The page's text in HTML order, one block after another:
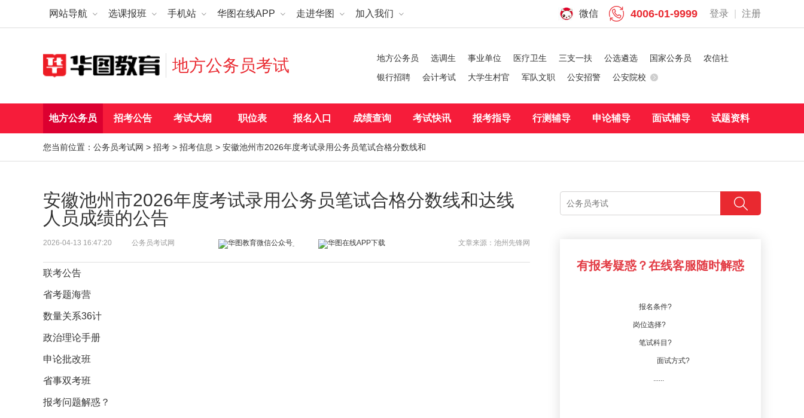
网站导航 选课报班 手机站 华图在线APP 走进华图 加入我们 登录 注册
4006-01-9999
微信
地方公务员考试 地方公务员 选调生 事业单位 医疗卫生 三支一扶 公选遴选 国家公务员
农信社
银行招聘
会计考试 大学生村官 军队文职 公安招警 公安院校
地方公务员 招考公告 考试大纲 职位表 报名入口 成绩查询 考试快讯 报考指导 行测辅导 申论辅导 面试辅导 试题资料
您当前位置： 公务员考试网 > 招考 > 招考信息 > 安徽池州市2026年度考试录用公务员笔试合格分数线和
安徽池州市2026年度考试录用公务员笔试合格分数线和达线
人员成绩的公告
2026-04-13 16:47:20 公务员考试网 文章来源：池州先锋网
联考公告
省考题海营
数量关系36计
政治理论手册
申论批改班
省事双考班
报考问题解惑？
有报考疑惑？在线客服随时解惑
报名条件?
岗位选择?
笔试科目?
面试方式?
......